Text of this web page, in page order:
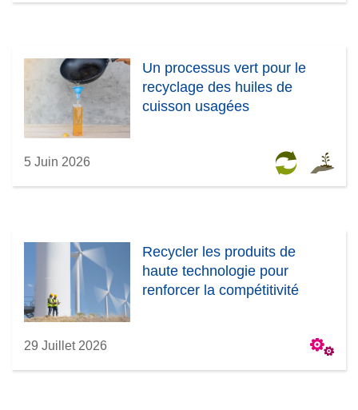
Un processus vert pour le
recyclage des huiles de
cuisson usagées
5 Juin 2026
Recycler les produits de
haute technologie pour
renforcer la compétitivité
29 Juillet 2026